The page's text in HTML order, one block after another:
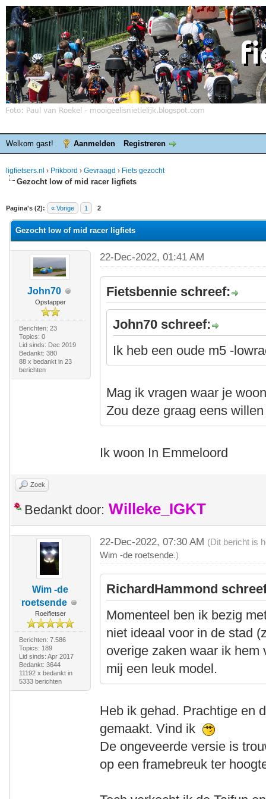
Welkom gast! Aanmelden Registreren
ligfietsers.nl › Prikbord › Gevraagd › Fiets gezocht
Gezocht low of mid racer ligfiets
Pagina's (2): « Vorige 1 2
waardering is 0
Gezocht low of mid racer ligfiets
John70
Opstapper
Berichten: 23
Topics: 0
Lid sinds: Dec 2019
Bedankt: 380
88 x bedankt in 23
berichten
22-Dec-2022, 01:41 AM
Fietsbennie schreef:
John70 schreef:
Ik heb een oude m5 -
Mag ik vragen waar je
Zou deze graag eens
Ik woon In Emmeloord
Zoek
Bedankt door: Willeke_IGKT
Wim -de
roetsende
Roeifietser
Berichten: 7.586
Topics: 189
Lid sinds: Apr 2017
Bedankt: 3644
11192 x bedankt in
5333 berichten
22-Dec-2022, 07:30 AM (Dit bericht is
Wim -de roetsende.)
RichardHammond
Momenteel ben ik bezig
niet ideaal voor in de stad
overige zaken waar ik
mij een leuk model.
Heb ik gehad. Prachtige en
gemaakt. Vind ik
De ongeveerde versie is
op een framebreuk ter